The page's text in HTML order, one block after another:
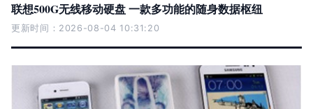
联想500G无线移动硬盘 一款多功能的随身数据枢纽
更新时间：2026-08-04 10:31:20